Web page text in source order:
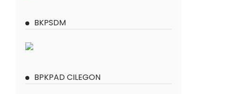
BKPSDM
BPKPAD CILEGON